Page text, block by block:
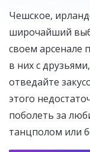
Чешское,
широчайший
своем арсенале
в них с
отведайте
этого
поболеть за
танцполом или